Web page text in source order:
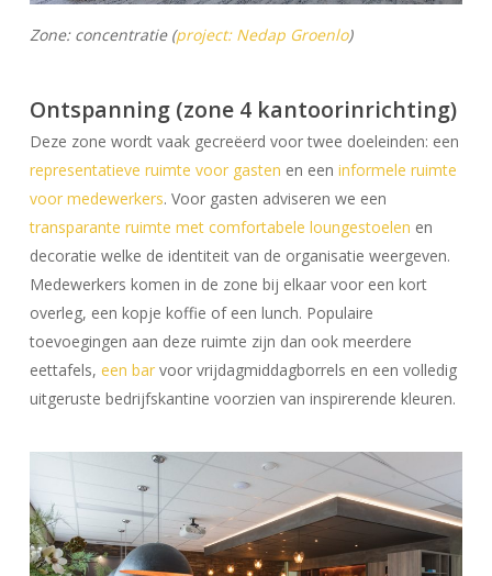
Zone: concentratie (project: Nedap Groenlo)
Ontspanning (zone 4 kantoorinrichting)
Deze zone wordt vaak gecreëerd voor twee doeleinden: een
representatieve ruimte voor gasten en een informele ruimte
voor medewerkers. Voor gasten adviseren we een
transparante ruimte met comfortabele loungestoelen en
decoratie welke de identiteit van de organisatie weergeven.
Medewerkers komen in de zone bij elkaar voor een kort
overleg, een kopje koffie of een lunch. Populaire
toevoegingen aan deze ruimte zijn dan ook meerdere
eettafels, een bar voor vrijdagmiddagborrels en een volledig
uitgeruste bedrijfskantine voorzien van inspirerende kleuren.